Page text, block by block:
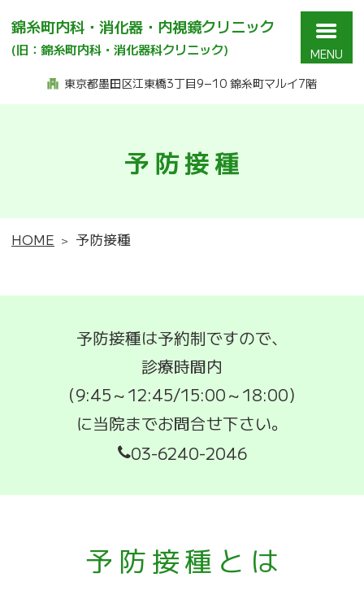
錦糸町内科・消化器・内視鏡クリニック
(旧：錦糸町内科・消化器科クリニック)
東京都墨田区江東橋3丁目9−10 錦糸町マルイ7階
予防接種
HOME 予防接種
予防接種は予約制ですので、
診療時間内
（9:45～12:45/15:00～18:00）
に当院までお問合せ下さい。
03-6240-2046
予防接種とは